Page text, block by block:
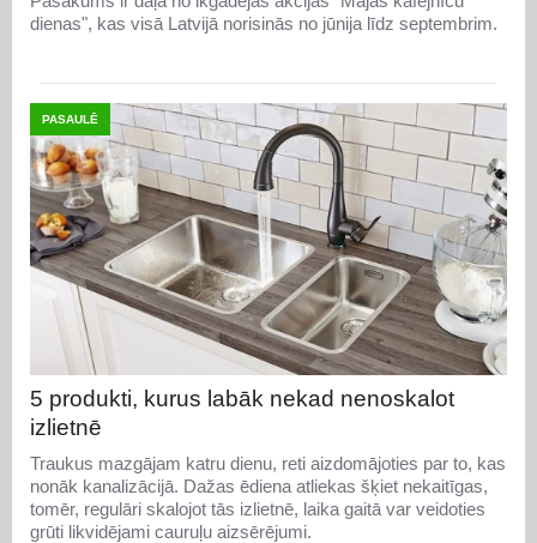
dienas", kas visā Latvijā norisinās no jūnija līdz septembrim.
PASAULĒ
5 produkti, kurus labāk nekad nenoskalot
izlietnē
Traukus mazgājam katru dienu, reti aizdomājoties par to, kas
nonāk kanalizācijā. Dažas ēdiena atliekas šķiet nekaitīgas,
tomēr, regulāri skalojot tās izlietnē, laika gaitā var veidoties
grūti likvidējami cauruļu aizsērējumi.